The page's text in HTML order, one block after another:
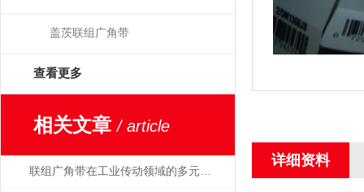
盖茨联组广角带
查看更多
相关文章/ article
联组广角带在工业传动领域的多元应用
详细资料